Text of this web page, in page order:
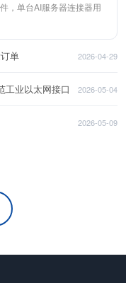
，单台AI服务器连接器用
单 2026-04-29
工业以太网接口 2026-05-04
2026-05-09